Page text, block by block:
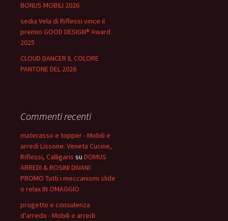
BONUS MOBILI 2026
sedia Vela di Riflessi vince il
premio GOOD DESIGN® Award
2025
CLOUD DANCER IL COLORE
PANTONE DEL 2026
Commenti recenti
materasso e topper - Mobili e
arredi Lissone: Veneta Cucine,
Riflessi, Calligaris su DOMUS
ARREDI & ROSINI DIVANI:
PROMO Tutti i meccanismi slide
o relax IN OMAGGIO
progetto e consulenza
d'arredo - Mobili e arredi